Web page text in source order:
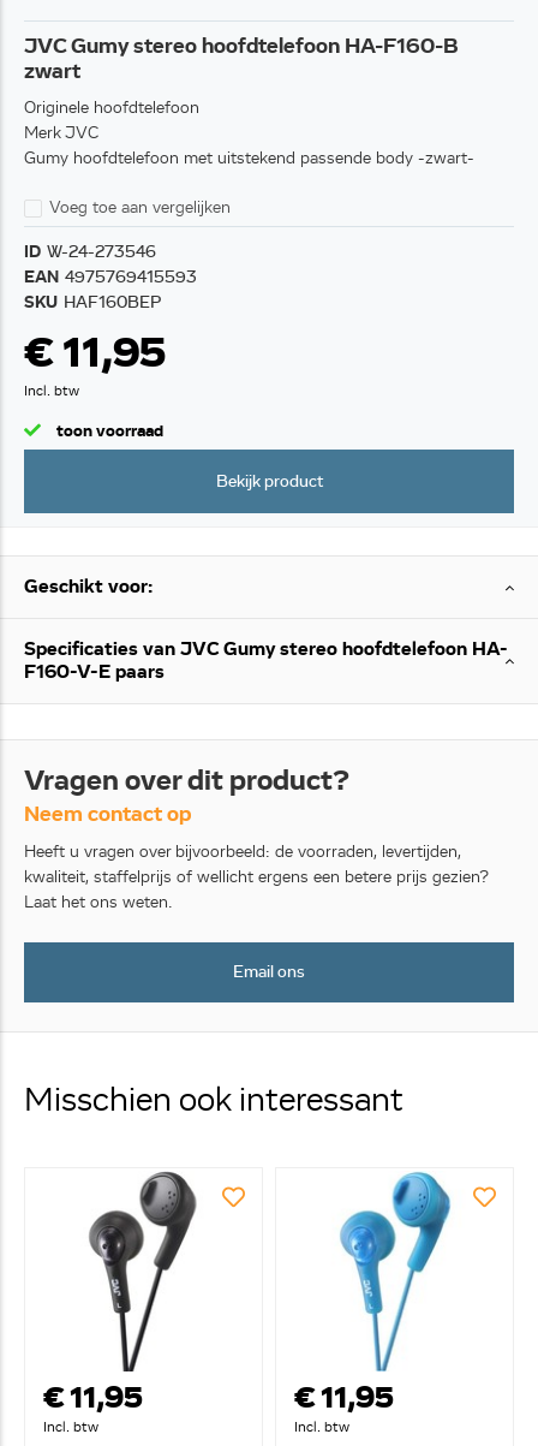
JVC Gumy stereo hoofdtelefoon HA-F160-B
zwart
Originele hoofdtelefoon
Merk JVC
Gumy hoofdtelefoon met uitstekend passende body -zwart-
Voeg toe aan vergelijken
ID W-24-273546
EAN 4975769415593
SKU HAF160BEP
€ 11,95
Incl. btw
toon voorraad
Bekijk product
Geschikt voor:
Specificaties van JVC Gumy stereo hoofdtelefoon HA-
F160-V-E paars
Vragen over dit product?
Neem contact op
Heeft u vragen over bijvoorbeeld: de voorraden, levertijden,
kwaliteit, staffelprijs of wellicht ergens een betere prijs gezien?
Laat het ons weten.
Email ons
Misschien ook interessant
€ 11,95
Incl. btw
€ 11,95
Incl. btw